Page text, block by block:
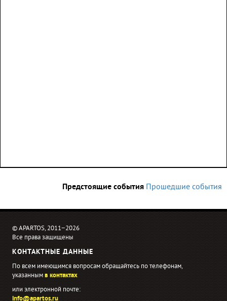
Предстоящие события Прошедшие события
© APARTOS, 2011−2026
Все права защищены
КОНТАКТНЫЕ ДАННЫЕ
По всем имеющимся вопросам обращайтесь по телефонам,
указаннымв контактах
или электронной почте:
info@apartos.ru